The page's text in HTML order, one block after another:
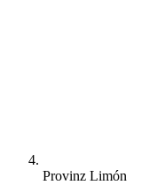
Provinz Limón